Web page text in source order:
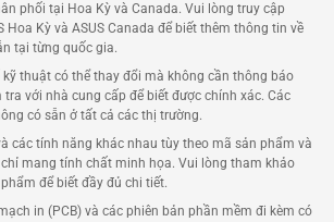
phối tại Hoa Kỳ và Canada. Vui lòng truy cập
Hoa Kỳ và ASUS Canada để biết thêm thông tin về
tại từng quốc gia.
kỹ thuật có thể thay đổi mà không cần thông báo
với nhà cung cấp để biết được chính xác. Các
có sẵn ở tất cả các thị trường.
các tính năng khác nhau tùy theo mã sản phẩm và
mang tính chất minh họa. Vui lòng tham khảo
để biết đầy đủ chi tiết.
in (PCB) và các phiên bản phần mềm đi kèm có